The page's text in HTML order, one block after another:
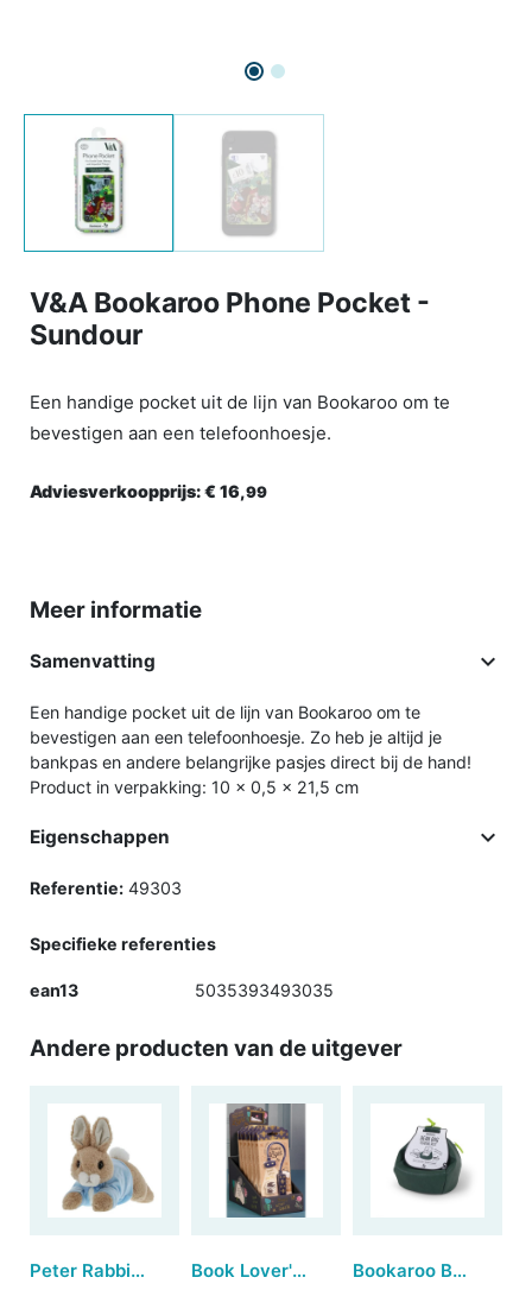
V&A Bookaroo Phone Pocket -
Sundour
Een handige pocket uit de lijn van Bookaroo om te
bevestigen aan een telefoonhoesje.
Adviesverkoopprijs:€ 16,99
Meer informatie
Samenvatting 
Een handige pocket uit de lijn van Bookaroo om te
bevestigen aan een telefoonhoesje. Zo heb je altijd je
bankpas en andere belangrijke pasjes direct bij de hand!
Product in verpakking: 10 x 0,5 x 21,5 cm
Eigenschappen 
Referentie: 49303
Specifieke referenties
ean13 5035393493035
Andere producten van de uitgever
Peter Rabbit™ Lying Down | Large Book Lover's Reading Light - Bee Starter (6 stuks) Bookaroo Bean Bag Reading Rest - Forest Green